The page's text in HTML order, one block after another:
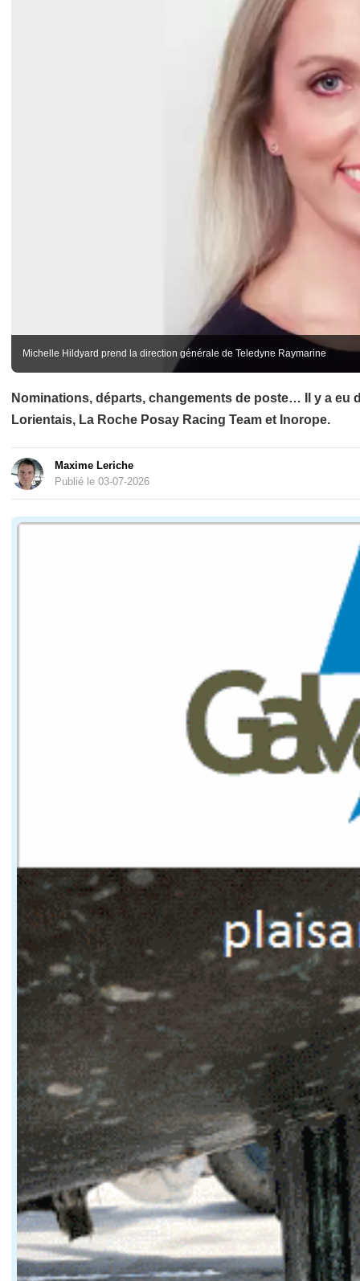
Michelle Hildyard prend la direction générale de Teledyne Raymarine
Nominations, départs, changements de poste… Il y a eu
Lorientais, La Roche Posay Racing Team et Inorope.
Maxime Leriche
Publié le 03-07-2026